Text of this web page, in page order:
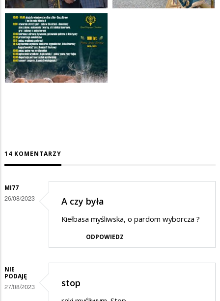
14 KOMENTARZY
MI77
26/08/2023 A czy była
Kiełbasa myśliwska, o pardom wyborcza ?
ODPOWIEDZ
NIE
PODAJĘ
27/08/2023 stop